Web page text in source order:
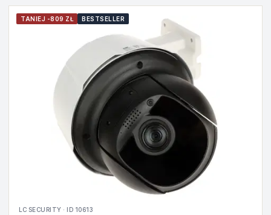
TANIEJ -809 ZŁ BESTSELLER
LC SECURITY · ID 10613